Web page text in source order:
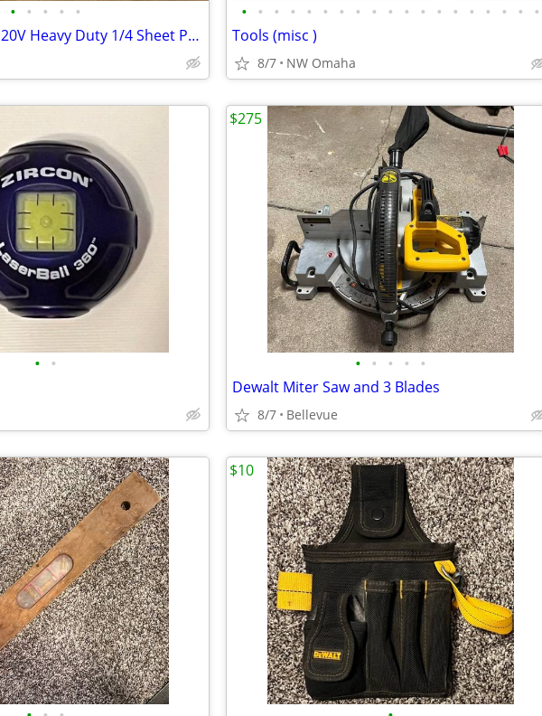
• • • • •
Dewalt D26441 120V Heavy Duty 1/4 Sheet Palm Grip Sander
• • • • • • • • • • • • • • • • • • •
Tools (misc )
8/7 NW Omaha
• • • • • • •
Dewalt Miter Saw and 3 Blades
8/7 Bellevue
$275
$10